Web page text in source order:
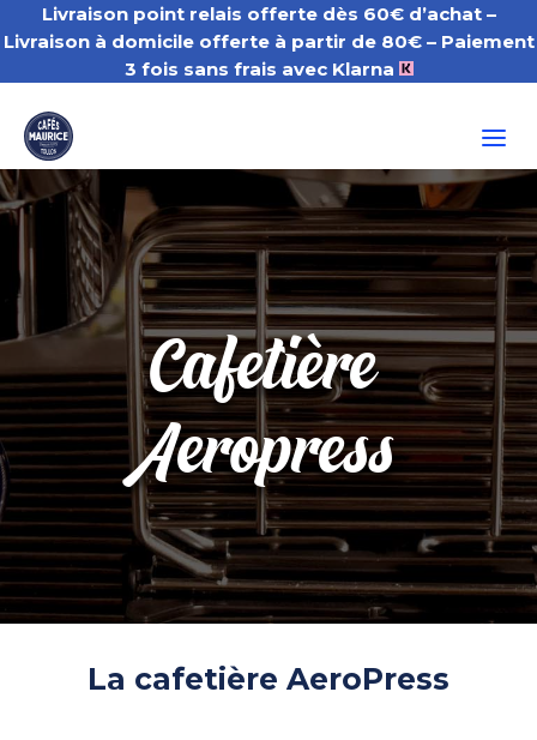
Livraison point relais offerte dès 60€ d’achat –
Livraison à domicile offerte à partir de 80€ – Paiement
3 fois sans frais avec Klarna
a
Cafetière
Aeropress
La cafetière AeroPress